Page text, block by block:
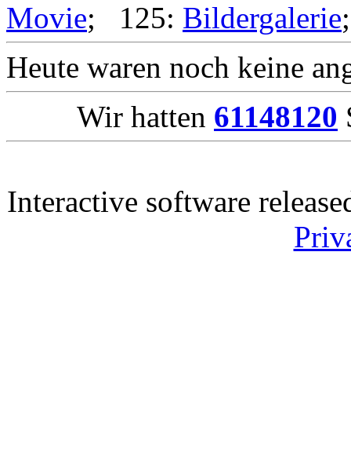
Movie; 125: Bildergalerie
Heute waren noch keine
Wir hatten 61148120
Interactive software